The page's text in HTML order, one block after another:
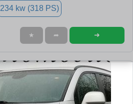
234 kw (318 PS)
★ ➦ ➜